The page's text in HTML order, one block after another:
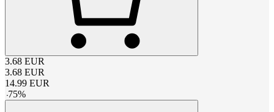
3.68 EUR
3.68 EUR
14.99 EUR
-75%